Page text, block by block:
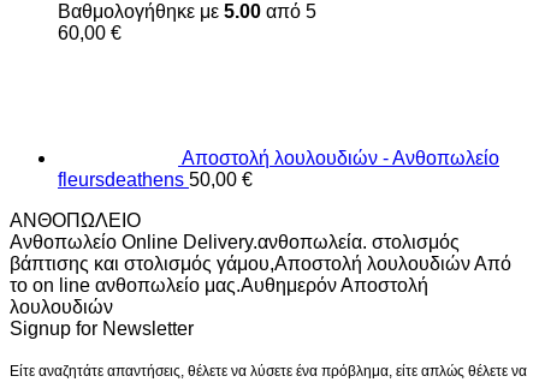
Βαθμολογήθηκε με 5.00 από 5
60,00 €
Αποστολή λουλουδιών - Ανθοπωλείο
fleursdeathens 50,00 €
ΑΝΘΟΠΩΛΕΙΟ
Ανθοπωλείο Online Delivery.ανθοπωλεία. στολισμός
βάπτισης και στολισμός γάμου,Αποστολή λουλουδιών Από
το on line ανθοπωλείο μας.Αυθημερόν Αποστολή
λουλουδιών
Signup for Newsletter
Είτε αναζητάτε απαντήσεις, θέλετε να λύσετε ένα πρόβλημα, είτε απλώς θέλετε να